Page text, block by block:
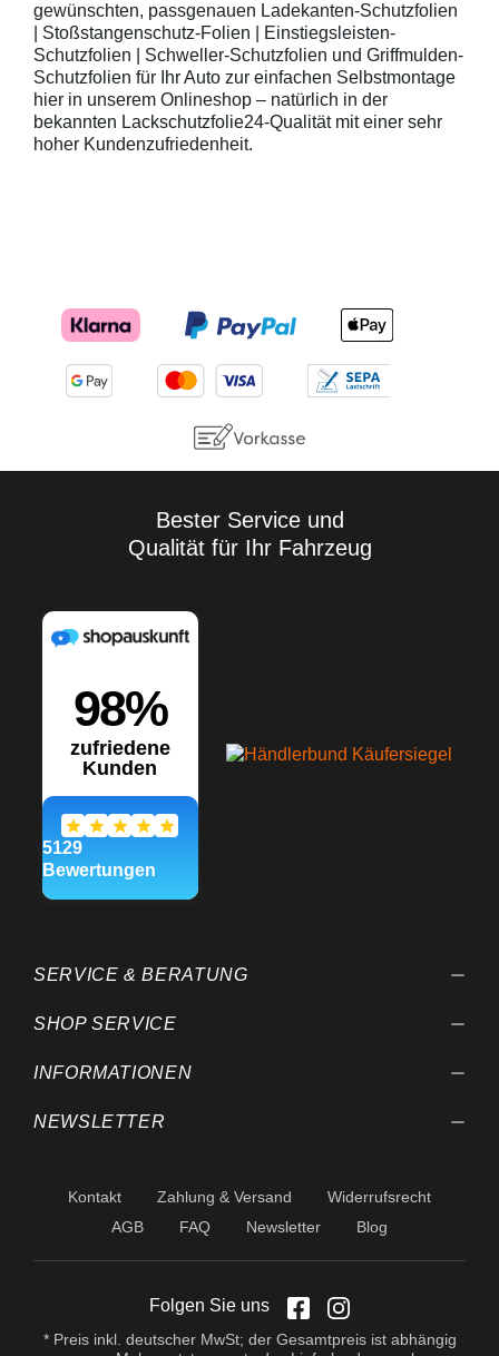
gewünschten, passgenauen Ladekanten-Schutzfolien
| Stoßstangenschutz-Folien | Einstiegsleisten-
Schutzfolien | Schweller-Schutzfolien und Griffmulden-
Schutzfolien für Ihr Auto zur einfachen Selbstmontage
hier in unserem Onlineshop – natürlich in der
bekannten Lackschutzfolie24-Qualität mit einer sehr
hoher Kundenzufriedenheit.
Bester Service und
Qualität für Ihr Fahrzeug
SERVICE & BERATUNG
SHOP SERVICE
INFORMATIONEN
NEWSLETTER
Kontakt Zahlung & Versand
Widerrufsrecht
AGB
FAQ Newsletter Blog
Folgen Sie uns
* Preis inkl. deutscher MwSt; der Gesamtpreis ist abhängig